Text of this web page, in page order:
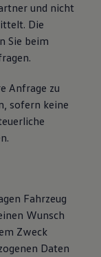
und nicht
Die
Sie beim
Anfrage zu
sofern keine
Fahrzeug
Wunsch
Zweck
Daten